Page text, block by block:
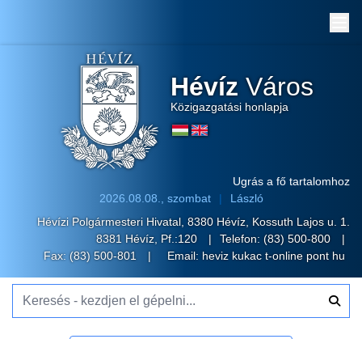
Hévíz Város
Közigazgatási honlapja
Ugrás a fő tartalomhoz
2026.08.08., szombat
László
Hévízi Polgármesteri Hivatal, 8380 Hévíz, Kossuth Lajos u. 1.
8381 Hévíz, Pf.:120
Telefon: (83) 500-800
Fax: (83) 500-801
Email: heviz kukac t-online pont hu